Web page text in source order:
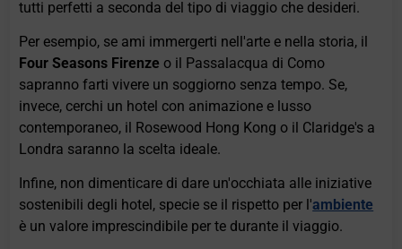
tutti perfetti a seconda del tipo di viaggio che desideri.
Per esempio, se ami immergerti nell'arte e nella storia, il
Four Seasons Firenze o il Passalacqua di Como
sapranno farti vivere un soggiorno senza tempo. Se,
invece, cerchi un hotel con animazione e lusso
contemporaneo, il Rosewood Hong Kong o il Claridge's a
Londra saranno la scelta ideale.
Infine, non dimenticare di dare un'occhiata alle iniziative
sostenibili degli hotel, specie se il rispetto per l'ambiente
è un valore imprescindibile per te durante il viaggio.